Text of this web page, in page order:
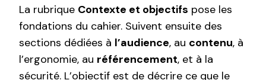
La rubrique Contexte et objectifs pose les
fondations du cahier. Suivent ensuite des
sections dédiées à l’audience, au contenu, à
l’ergonomie, au référencement, et à la
sécurité. L’objectif est de décrire ce que le